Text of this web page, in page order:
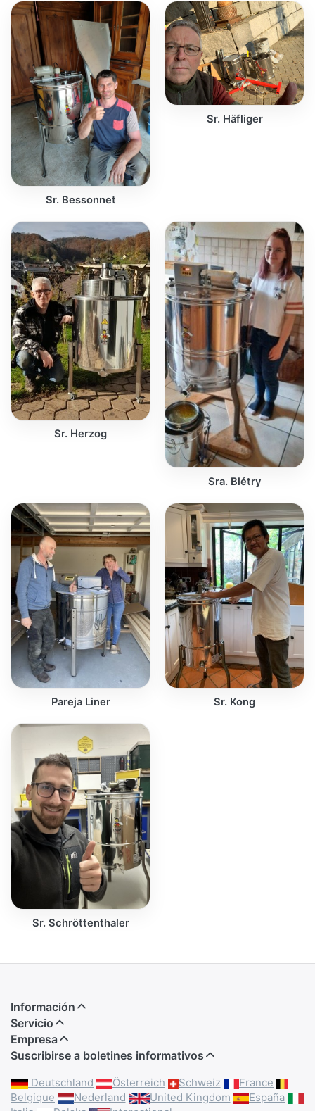
Sr. Bessonnet
Sr. Häfliger
Sr. Herzog
Sra. Blétry
Pareja Liner Sr. Kong
Sr. Schröttenthaler
Información
Servicio
Empresa
Suscribirse a boletines informativos
Deutschland Österreich Schweiz
France
Belgique
Nederland United Kingdom
España